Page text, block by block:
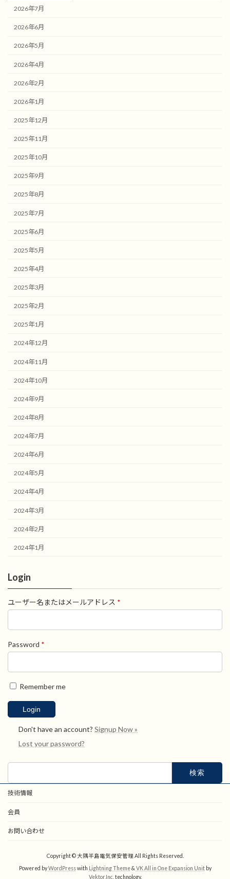
2026年7月
2026年6月
2026年5月
2026年4月
2026年2月
2026年1月
2025年12月
2025年11月
2025年10月
2025年9月
2025年8月
2025年7月
2025年6月
2025年5月
2025年4月
2025年3月
2025年2月
2025年1月
2024年12月
2024年11月
2024年10月
2024年9月
2024年8月
2024年7月
2024年6月
2024年5月
2024年4月
2024年3月
2024年2月
2024年1月
Login
ユーザー名またはメールアドレス *
Password *
Remember me
Don't have an account? Signup Now »
Lost your password?
技術情報
会員
お問い合わせ
Copyright © 大隅半島電気保安管理 All Rights Reserved.
Powered byWordPresswith Lightning Theme& VK All in One Expansion Unitby
Vektor,Inc. technology.